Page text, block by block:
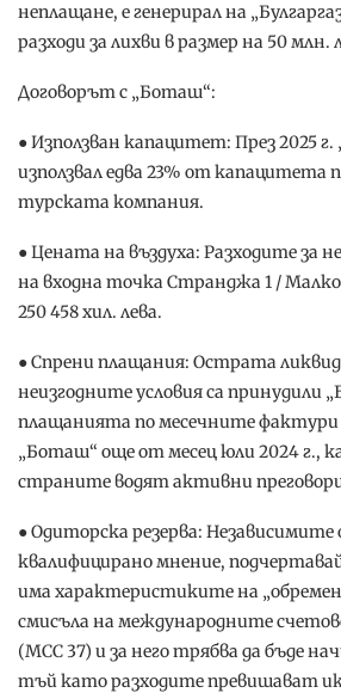
неплащане, е генерирал на
разходи за лихви в размер на 50 млн.
Договорът с „Боташ“:
● Използван капацитет: През 2025 г.
използвал едва 23% от капацитета
турската компания.
● Цената на въздуха: Разходите за
на входна точка Странджа 1 /
250 458 хил. лева.
● Спрени плащания: Острата
неизгодните условия са принудили
плащанията по месечните
„Боташ“ още от месец юли 2024 г.,
страните водят активни преговори
● Одиторска резерва:
квалифицирано мнение,
има характеристиките на
смисъла на международните
(МСС 37) и за него трябва да бъде
тъй като разходите превишават